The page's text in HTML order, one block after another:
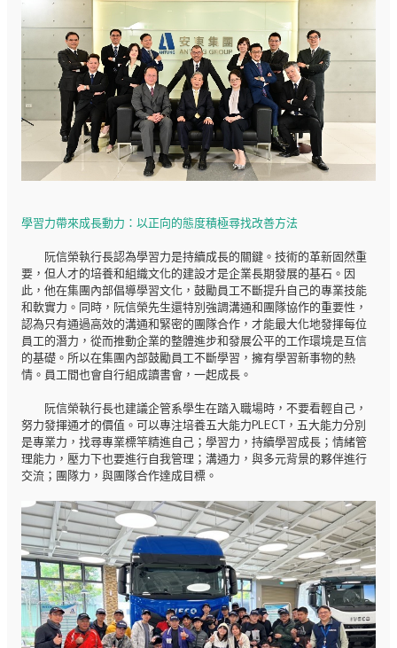
學習力帶來成長動力：以正向的態度積極尋找改善方法
阮信榮執行長認為學習力是持續成長的關鍵。技術的革新固然重
要，但人才的培養和組織文化的建設才是企業長期發展的基石。因
此，他在集團內部倡導學習文化，鼓勵員工不斷提升自己的專業技能
和軟實力。同時，阮信榮先生還特別強調溝通和團隊協作的重要性，
認為只有通過高效的溝通和緊密的團隊合作，才能最大化地發揮每位
員工的潛力，從而推動企業的整體進步和發展公平的工作環境是互信
的基礎。所以在集團內部鼓勵員工不斷學習，擁有學習新事物的熱
情。員工間也會自行組成讀書會，一起成長。
阮信榮執行長也建議企管系學生在踏入職場時，不要看輕自己，
努力發揮通才的價值。可以專注培養五大能力PLECT，五大能力分別
是專業力，找尋專業標竿精進自己；學習力，持續學習成長；情緒管
理能力，壓力下也要進行自我管理；溝通力，與多元背景的夥伴進行
交流；團隊力，與團隊合作達成目標。